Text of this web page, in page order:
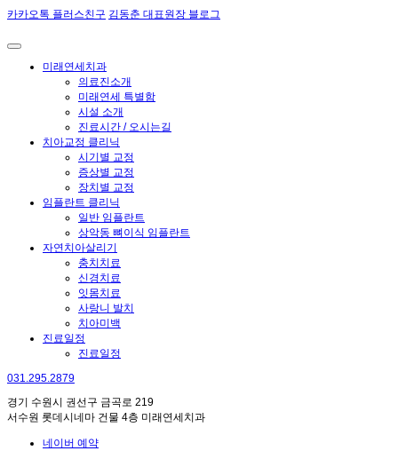
카카오톡 플러스친구 김동춘 대표원장 블로그
미래연세치과
의료진소개
미래연세 특별함
시설 소개
진료시간 / 오시는길
치아교정 클리닉
시기별 교정
증상별 교정
장치별 교정
임플란트 클리닉
일반 임플란트
상악동 뼈이식 임플란트
자연치아살리기
충치치료
신경치료
잇몸치료
사랑니 발치
치아미백
진료일정
진료일정
031.295.2879
경기 수원시 권선구 금곡로 219
서수원 롯데시네마 건물 4층 미래연세치과
네이버 예약